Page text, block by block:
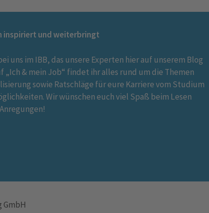
inspiriert und weiterbringt
uns im IBB, das unsere Experten hier auf unserem Blog
& mein Job“ findet ihr alles rund um die Themen
sowie Ratschläge für eure Karriere vom Studium
Wir wünschen euch viel Spaß beim Lesen